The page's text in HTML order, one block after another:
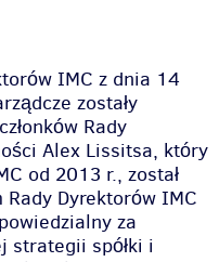
IMC z dnia 14
zostały
Rady
Alex Lissitsa, który
od 2013 r., został
Dyrektorów IMC
za
strategii spółki i